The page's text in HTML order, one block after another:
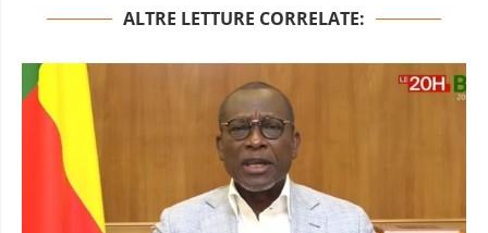
ALTRE LETTURE CORRELATE: